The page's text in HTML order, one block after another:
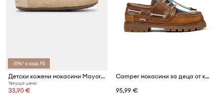
-5%* с код: FS
Детски кожени мокасини Mayoral
Текуща цена:
33,90 €
Camper мокасини за деца от кожа Compas Kids TWS
95,99 €